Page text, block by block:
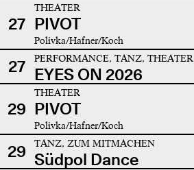
27
THEATER
PIVOT
Polivka/Hafner/Koch
27 PERFORMANCE, TANZ, THEATER
EYES ON 2026
29
THEATER
PIVOT
Polivka/Hafner/Koch
29 TANZ, ZUM MITMACHEN
Südpol Dance